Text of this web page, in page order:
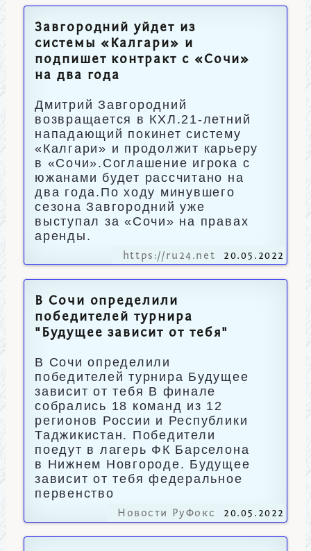
Завгородний уйдет из
системы «Калгари» и
подпишет контракт с «Сочи»
на два года
Дмитрий Завгородний
возвращается в КХЛ.21-летний
нападающий покинет систему
«Калгари» и продолжит карьеру
в «Сочи».Соглашение игрока с
южанами будет рассчитано на
два года.По ходу минувшего
сезона Завгородний уже
выступал за «Сочи» на правах
аренды.
https://ru24.net 20.05.2022
В Сочи определили
победителей турнира
"Будущее зависит от тебя"
В Сочи определили
победителей турнира Будущее
зависит от тебя В финале
собрались 18 команд из 12
регионов России и Республики
Таджикистан. Победители
поедут в лагерь ФК Барселона
в Нижнем Новгороде. Будущее
зависит от тебя федеральное
первенство
Новости РуФокс 20.05.2022